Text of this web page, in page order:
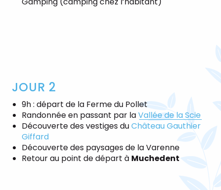
JOUR 2
9h : départ de la Ferme du Pollet
Randonnée en passant par laVallée de la Scie
Découverte des vestiges duChâteau Gauthier
Giffard
Découverte des paysages de la Varenne
Retour au point de départ à Muchedent